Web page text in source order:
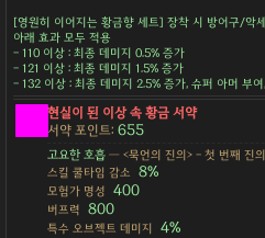
[영원히 이어지는 황금향 세트] 장착 시 방어구/악
아래 효과 모두 적용
- 110 이상 : 최종 데미지 0.5% 증가
- 121 이상 : 최종 데미지 1.5% 증가
- 132 이상 : 최종 데미지 2.5% 증가, 슈퍼 아머 부
현실이 된 이상 속 황금 서약
서약 포인트:655
고요한 호흡— <묵언의 진의> - 첫 번째 진의
스킬 쿨타임 감소
8%
모험가 명성 400
버프력 800
특수 오브젝트 데미지 4%